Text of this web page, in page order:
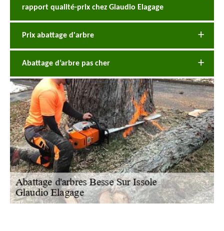
rapport qualité-prix chez Glaudio Elagage
Prix abattage d'arbre
Abattage d’arbre pas cher